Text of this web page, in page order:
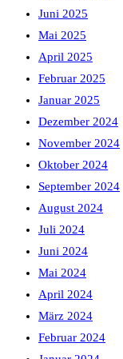
Juni 2025
Mai 2025
April 2025
Februar 2025
Januar 2025
Dezember 2024
November 2024
Oktober 2024
September 2024
August 2024
Juli 2024
Juni 2024
Mai 2024
April 2024
März 2024
Februar 2024